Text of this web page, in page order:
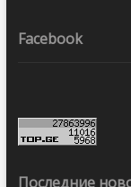
Facebook
Последние